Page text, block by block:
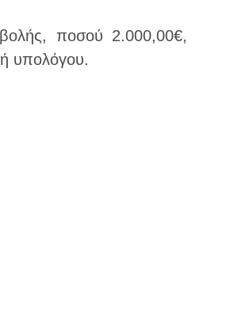
ποσού 2.000,00€,
υπολόγου.